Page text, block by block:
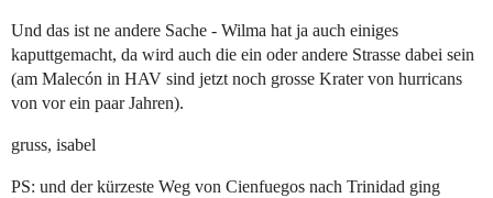
Und das ist ne andere Sache - Wilma hat ja auch einiges
kaputtgemacht, da wird auch die ein oder andere Strasse dabei sein
(am Malecón in HAV sind jetzt noch grosse Krater von hurricans
von vor ein paar Jahren).
gruss, isabel
PS: und der kürzeste Weg von Cienfuegos nach Trinidad ging